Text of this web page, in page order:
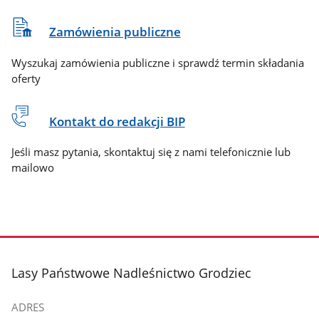
Zamówienia publiczne
Wyszukaj zamówienia publiczne i sprawdź termin składania
oferty
Kontakt do redakcji BIP
Jeśli masz pytania, skontaktuj się z nami telefonicznie lub
mailowo
stopka
Lasy Państwowe Nadleśnictwo Grodziec
ADRES